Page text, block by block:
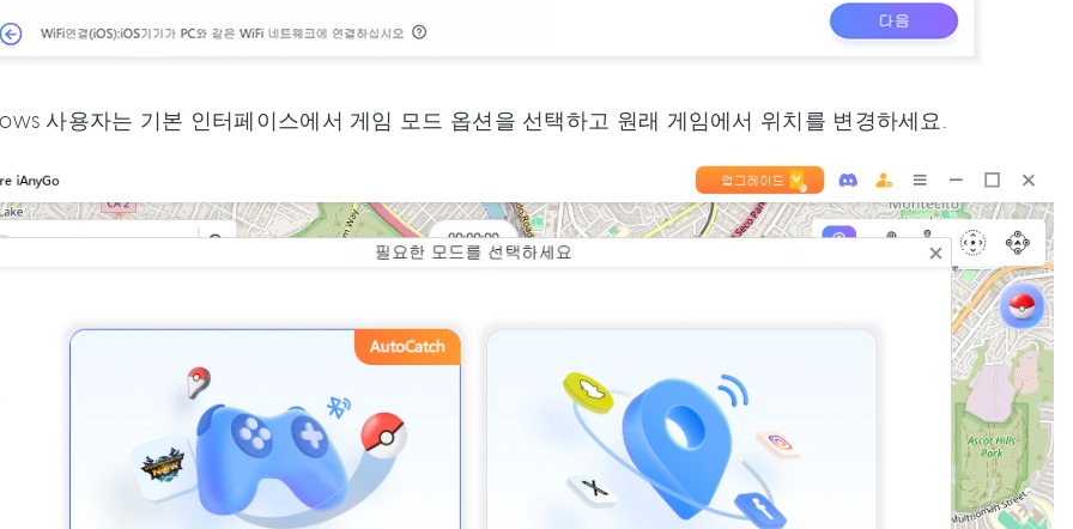
사용자는 기본 인터페이스에서 게임 모드 옵션을 선택하고 원래 게임에서 위치를 변경하세요.